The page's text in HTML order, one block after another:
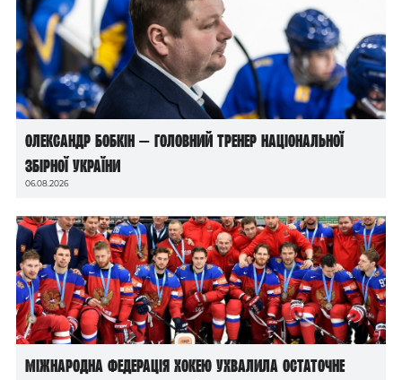
Олександр Бобкін — головний тренер національної
збірної України
06.08.2026
Міжнародна федерація хокею ухвалила остаточне